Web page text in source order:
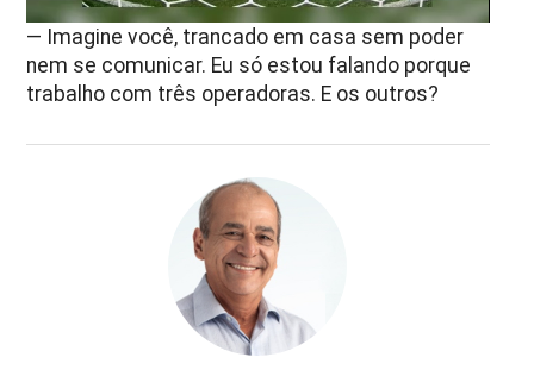
— Imagine você, trancado em casa sem poder
nem se comunicar. Eu só estou falando porque
trabalho com três operadoras. E os outros?